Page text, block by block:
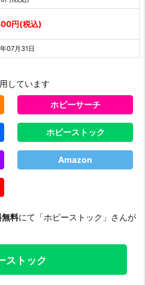
円(税込)
07月31日
しています
ホビーサーチ
ホビーストック
Amazon
料にて「ホビーストック」さんが
ストック